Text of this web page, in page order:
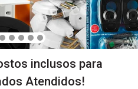
inclusos para
Atendidos!